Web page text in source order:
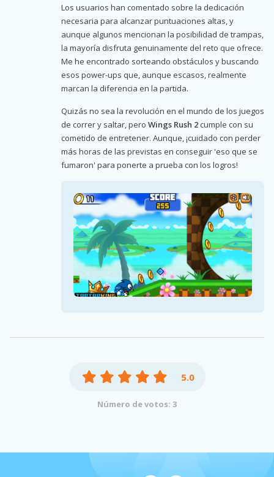
Los usuarios han comentado sobre la dedicación
necesaria para alcanzar puntuaciones altas, y
aunque algunos mencionan la posibilidad de trampas,
la mayoría disfruta genuinamente del reto que ofrece.
Me he encontrado sorteando obstáculos y buscando
esos power-ups que, aunque escasos, realmente
marcan la diferencia en la partida.
Quizás no sea la revolución en el mundo de los juegos
de correr y saltar, pero Wings Rush 2 cumple con su
cometido de entretener. Aunque, ¡cuidado con perder
más horas de las previstas en conseguir 'eso que se
fumaron' para ponerte a prueba con los logros!
5.0
Número de votos: 3